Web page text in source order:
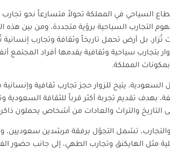
السياحي في المملكة تحولاً متسارعاً نحو تجارب
التجارب السياحية برؤية متجددة، ومن بين هذه
بل أرض تحمل تاريخاً وثقافة وتجارب إنسانية
بتجارب سياحية وثقافية يقدمها أفراد
المملكة.
يتيح للزوار حجز تجارب ثقافية وإنسانية
تقديم تجربة أكثر قرباً للثقافة السعودية
التاريخ والتراث والعادات من أشخاص يحملون
تشمل التجوّل برفقة مرشدين سعوديين،
مثل الهايكنق وتجارب الطهي، إلى جانب حضور